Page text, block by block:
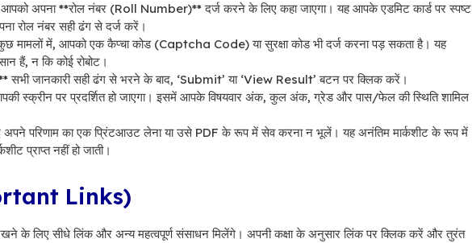
अपना **रोल नंबर (Roll Number)** दर्ज करने के लिए कहा जाएगा। यह आपके एडमिट कार्ड पर स्पष्ट
रोल नंबर सही ढंग से दर्ज करें।
मामलों में, आपको एक कैप्चा कोड (Captcha Code) या सुरक्षा कोड भी दर्ज करना पड़ सकता है। यह
हैं, न कि कोई रोबोट।
सभी जानकारी सही ढंग से भरने के बाद, ‘Submit’ या ‘View Result’ बटन पर क्लिक करें।
स्क्रीन पर प्रदर्शित हो जाएगा। इसमें आपके विषयवार अंक, कुल अंक, ग्रेड और पास/फेल की स्थिति शामिल
अपने परिणाम का एक प्रिंटआउट लेना या उसे PDF के रूप में सेव करना न भूलें। यह अनंतिम मार्कशीट के रूप में
प्राप्त नहीं हो जाती।
Links)
लिए सीधे लिंक और अन्य महत्वपूर्ण संसाधन मिलेंगे। अपनी कक्षा के अनुसार लिंक पर क्लिक करें और तुरंत